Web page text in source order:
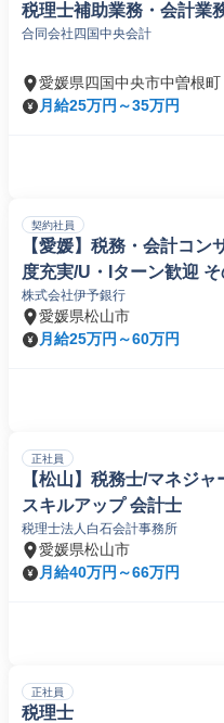
税理士補助業務・会計業
合同会社四国中央会計
愛媛県四国中央市中曽根町
月給25万円～35万円
契約社員
【愛媛】税務・会計コン
度充実/U・Iターン歓迎
株式会社伊予銀行
愛媛県松山市
月給25万円～60万円
正社員
【松山】税務士/マネジ
スキルアップ 会計士
税理士法人白石会計事務所
愛媛県松山市
月給40万円～66万円
正社員
税理士